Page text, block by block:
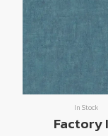
In Stock
Factory